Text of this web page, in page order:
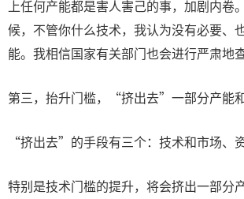
上任何产能都是害人害己的事，加剧内卷
候，不管你什么技术，我认为没有必要、
能。我相信国家有关部门也会进行严肃地
第三，抬升门槛，“挤出去”一部分产能和
“挤出去”的手段有三个：技术和市场、资
特别是技术门槛的提升，将会挤出一部分